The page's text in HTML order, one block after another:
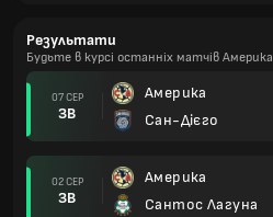
Результати
Будьте в курсі останніх матчів Америка
07 СЕР
ЗВ
Америка
Сан-Дієго
02 СЕР
ЗВ
Америка
Сантос Лагуна